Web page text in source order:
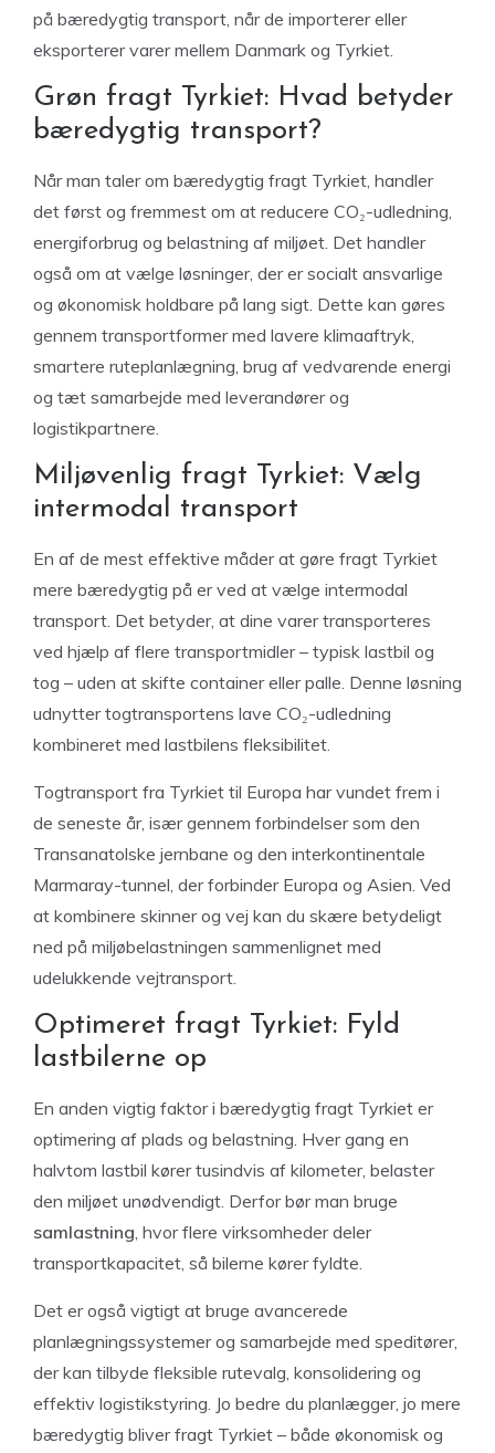
på bæredygtig transport, når de importerer eller
eksporterer varer mellem Danmark og Tyrkiet.
Grøn fragt Tyrkiet: Hvad betyder
bæredygtig transport?
Når man taler om bæredygtig fragt Tyrkiet, handler
det først og fremmest om at reducere CO₂-udledning,
energiforbrug og belastning af miljøet. Det handler
også om at vælge løsninger, der er socialt ansvarlige
og økonomisk holdbare på lang sigt. Dette kan gøres
gennem transportformer med lavere klimaaftryk,
smartere ruteplanlægning, brug af vedvarende energi
og tæt samarbejde med leverandører og
logistikpartnere.
Miljøvenlig fragt Tyrkiet: Vælg
intermodal transport
En af de mest effektive måder at gøre fragt Tyrkiet
mere bæredygtig på er ved at vælge intermodal
transport. Det betyder, at dine varer transporteres
ved hjælp af flere transportmidler – typisk lastbil og
tog – uden at skifte container eller palle. Denne løsning
udnytter togtransportens lave CO₂-udledning
kombineret med lastbilens fleksibilitet.
Togtransport fra Tyrkiet til Europa har vundet frem i
de seneste år, især gennem forbindelser som den
Transanatolske jernbane og den interkontinentale
Marmaray-tunnel, der forbinder Europa og Asien. Ved
at kombinere skinner og vej kan du skære betydeligt
ned på miljøbelastningen sammenlignet med
udelukkende vejtransport.
Optimeret fragt Tyrkiet: Fyld
lastbilerne op
En anden vigtig faktor i bæredygtig fragt Tyrkiet er
optimering af plads og belastning. Hver gang en
halvtom lastbil kører tusindvis af kilometer, belaster
den miljøet unødvendigt. Derfor bør man bruge
samlastning, hvor flere virksomheder deler
transportkapacitet, så bilerne kører fyldte.
Det er også vigtigt at bruge avancerede
planlægningssystemer og samarbejde med speditører,
der kan tilbyde fleksible rutevalg, konsolidering og
effektiv logistikstyring. Jo bedre du planlægger, jo mere
bæredygtig bliver fragt Tyrkiet – både økonomisk og